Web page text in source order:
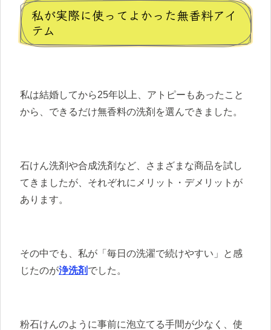
私が実際に使ってよかった無香料アイ
テム
私は結婚してから25年以上、アトピーもあったこと
から、できるだけ無香料の洗剤を選んできました。
石けん洗剤や合成洗剤など、さまざまな商品を試し
てきましたが、それぞれにメリット・デメリットが
あります。
その中でも、私が「毎日の洗濯で続けやすい」と感
じたのが浄洗剤 でした。
粉石けんのように事前に泡立てる手間が少なく、使